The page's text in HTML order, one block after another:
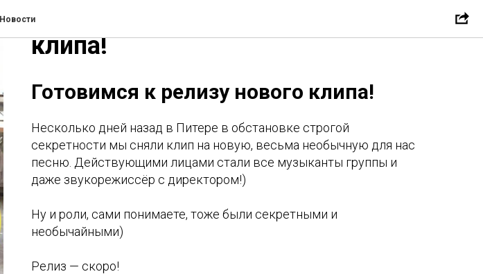
НовостиГотовимся к релизу нового
клипа!
Готовимся к релизу нового клипа!
Несколько дней назад в Питере в обстановке строгой
секретности мы сняли клип на новую, весьма необычную для нас
песню. Действующими лицами стали все музыканты группы и
даже звукорежиссёр с директором!)
Ну и роли, сами понимаете, тоже были секретными и
необычайными)
Релиз — скоро!